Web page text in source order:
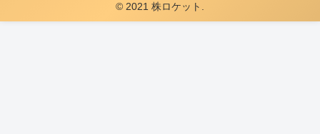
© 2021 株ロケット.